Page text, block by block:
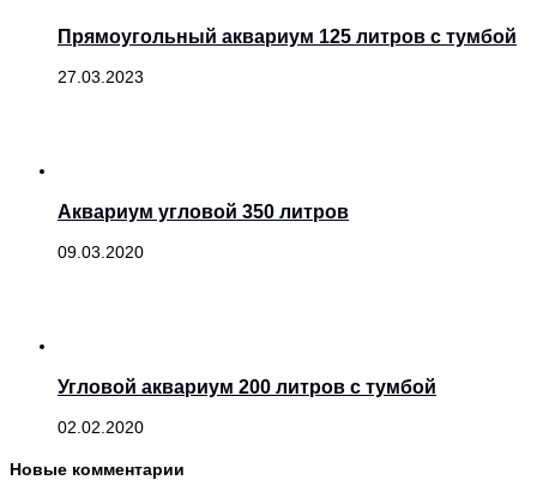
Прямоугольный аквариум 125 литров с тумбой
27.03.2023
Аквариум угловой 350 литров
09.03.2020
Угловой аквариум 200 литров с тумбой
02.02.2020
Новые комментарии